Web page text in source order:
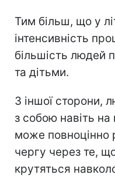
Тим більш, що у
інтенсивність
більшість людей
та дітьми.
З іншої сторони,
з собою навіть на
може повноцінно
чергу через те,
крутяться